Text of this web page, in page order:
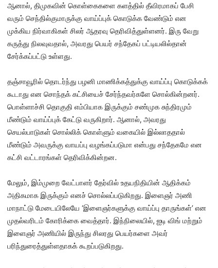
ஆனால், திமுகவின் கொள்கைகளை களத்தில் தீவிரமாகப் பேசி
வரும் செந்தில்குமாருக்கு வாய்ப்புக் கொடுக்க வேண்டும் என
முக்கிய நிர்வாகிகள் சிலர் ஆதரவு தெரிவித்துள்ளனர். இரு வேறு
கருத்து நிலவுவதால், அவரது பெயர் சந்தேகப் பட்டியலில்தான்
சேர்க்கப்பட்டு உள்ளது.
தஞ்சாவூரில் தொடர்ந்து பழனி மாணிக்கத்துக்கு வாய்ப்பு கொடுக்கக்
கூடாது என சொந்தக் கட்சியைச் சேர்ந்தவர்களே சொல்கின்றனர்.
பொள்ளாச்சி தொகுதி எம்பியாக இருக்கும் சண்முக சுந்திரமும்
மீண்டும் வாய்ப்புக் கேட்டு வருகிறார். ஆனால், அவரது
செயல்பாடுகள் சொல்லிக் கொள்ளும் வகையில் இல்லாததால்
மீண்டும் அவருக்கு வாயப்பு வழங்கப்படுமா என்பது சந்தேகமே என
கட்சி வட்டாரங்கள் தெரிவிக்கின்றன.
மேலும், இம்முறை வேட்பாளர் தேர்வில் உதயநிதியின் ஆதிக்கம்
அதிகமாக இருக்கும் எனச் சொல்லப்படுகிறது. இளைஞர் அணி
மாநாட்டு மேடையிலேயே ‘இளைஞர்களுக்கு வாய்ப்பு தாருங்கள்’ என
முதல்வரிடம் கோரிக்கை வைத்தார். இந்நிலையில், ஐடி விங் மற்றும்
இளைஞர் அணியில் இருந்து சிலரது பெயர்களை அவர்
பரிந்துரைத்துள்ளதாகக் கூறப்படுகிறது.